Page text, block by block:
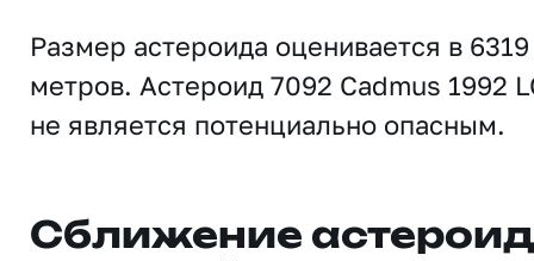
Размер астероида оценивается в 6319
метров. Астероид 7092 Cadmus 1992
не является потенциально опасным.
Сближение